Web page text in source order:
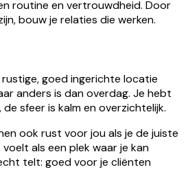
routine en vertrouwdheid. Door
bouw je relaties die werken.
goed ingerichte locatie
anders is dan overdag. Je hebt
sfeer is kalm en overzichtelijk.
ook rust voor jou als je de juiste
als een plek waar je kan
telt: goed voor je cliënten